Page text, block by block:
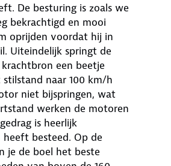
De besturing is zoals we
bekrachtigd en mooi
oprijden voordat hij in
Uiteindelijk springt de
een beetje
naar 100 km/h
niet bijspringen, wat
werken de motoren
is heerlijk
besteed. Op de
je de boel het beste